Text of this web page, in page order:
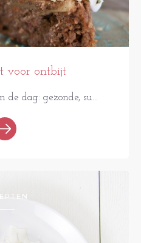
voor ontbijt
de dag: gezonde, su...